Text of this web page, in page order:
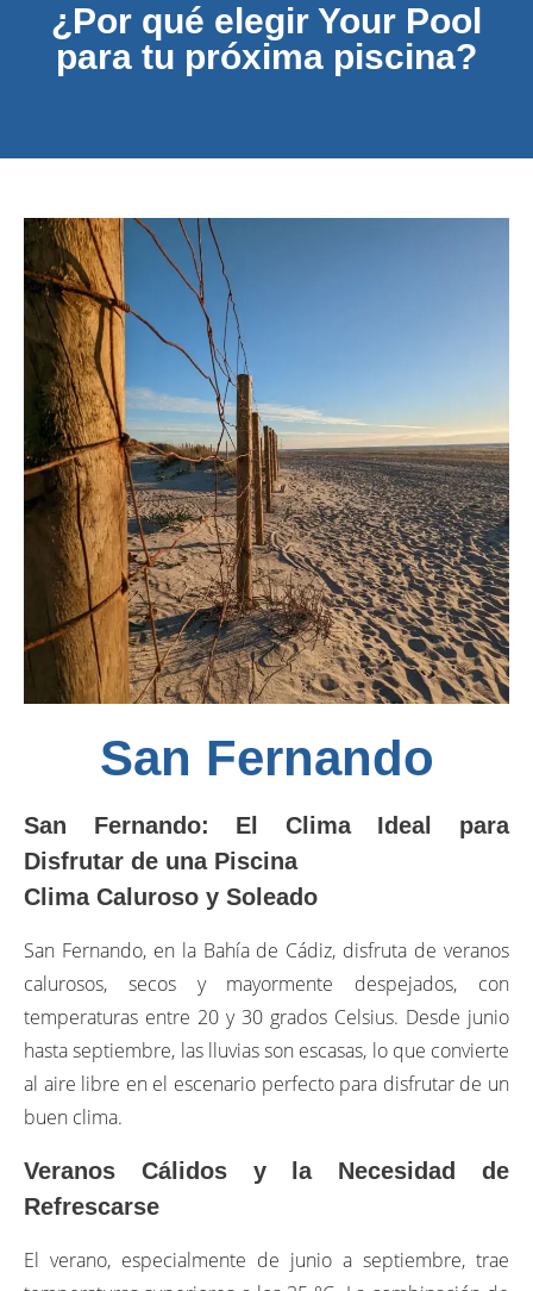
¿Por qué elegir Your Pool
para tu próxima piscina?
San Fernando
San Fernando: El Clima Ideal para
Disfrutar de una Piscina
Clima Caluroso y Soleado
San Fernando, en la Bahía de Cádiz, disfruta de veranos
calurosos, secos y mayormente despejados, con
temperaturas entre 20 y 30 grados Celsius. Desde junio
hasta septiembre, las lluvias son escasas, lo que convierte
al aire libre en el escenario perfecto para disfrutar de un
buen clima.
Veranos Cálidos y la Necesidad de
Refrescarse
El verano, especialmente de junio a septiembre, trae